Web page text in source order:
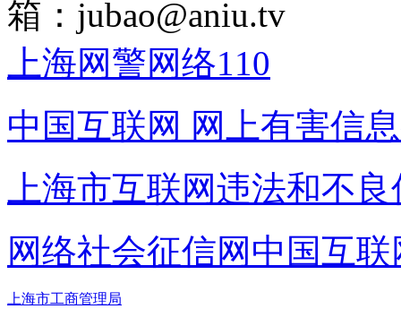
箱： jubao@aniu.tv
上海网警网络110
中国互联网 网上有害信
上海市互联网违法和不
网络社会征信网 中国互
上海市工商管理局